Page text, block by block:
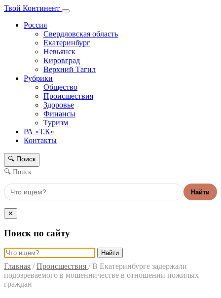
Твой Континент
Россия
Свердловская область
Екатеринбург
Невьянск
Кировград
Верхний Тагил
Рубрики
Общество
Происшествия
Здоровье
Финансы
Туризм
РА «Т.К»
Контакты
🔍 Поиск
🔍 Поиск
Найти
✕
Поиск по сайту
Найти
Главная / Происшествия / В Екатеринбурге задержали
подозреваемого в мошенничестве в отношении пожилых
граждан